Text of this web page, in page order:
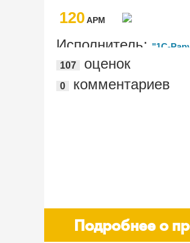
автотранспортом КОРП"
120AРМ
Исполнитель: "1С-
107
оценок
0 комментариев
Подробнее о